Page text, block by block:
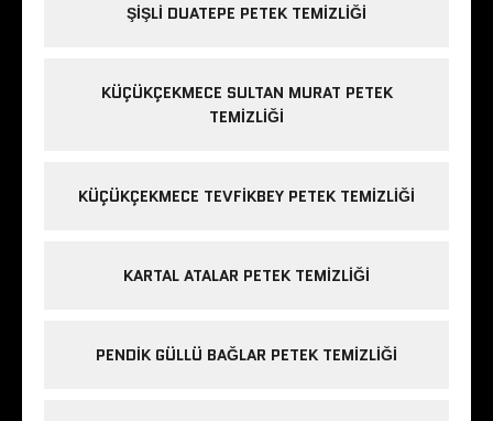
ŞIŞLI DUATEPE PETEK TEMIZLIĞI
KÜÇÜKÇEKMECE SULTAN MURAT PETEK
TEMIZLIĞI
KÜÇÜKÇEKMECE TEVFIKBEY PETEK TEMIZLIĞI
KARTAL ATALAR PETEK TEMIZLIĞI
PENDIK GÜLLÜ BAĞLAR PETEK TEMIZLIĞI